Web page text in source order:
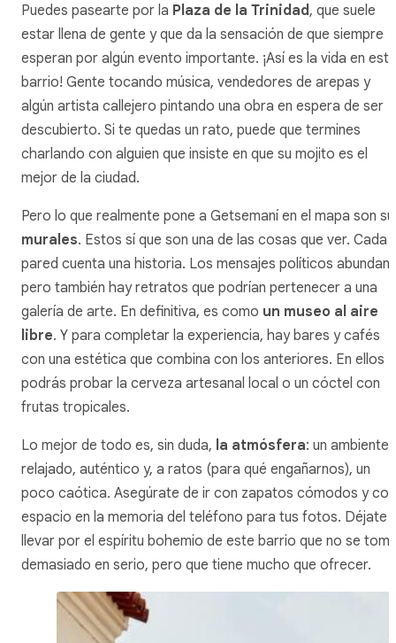
Puedes pasearte por la Plaza de la Trinidad , que suele
estar llena de gente y que da la sensación de que siempre
esperan por algún evento importante. ¡Así es la vida en este
barrio! Gente tocando música, vendedores de arepas y
algún artista callejero pintando una obra en espera de ser
descubierto. Si te quedas un rato, puede que termines
charlando con alguien que insiste en que su mojito es el
mejor de la ciudad.
Pero lo que realmente pone a Getsemaní en el mapa son
murales. Estos sí que son una de las cosas que ver. Cada
pared cuenta una historia. Los mensajes políticos abundan,
pero también hay retratos que podrían pertenecer a una
galería de arte. En definitiva, es como un museo al aire
libre. Y para completar la experiencia, hay bares y cafés
con una estética que combina con los anteriores. En ellos
podrás probar la cerveza artesanal local o un cóctel con
frutas tropicales.
Lo mejor de todo es, sin duda, la atmósfera: un ambiente
relajado, auténtico y, a ratos (para qué engañarnos), un
poco caótica. Asegúrate de ir con zapatos cómodos y con
espacio en la memoria del teléfono para tus fotos. Déjate
llevar por el espíritu bohemio de este barrio que no se
demasiado en serio, pero que tiene mucho que ofrecer.